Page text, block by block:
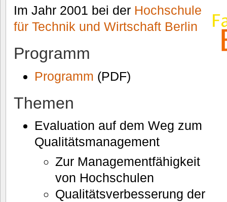
Im Jahr 2001 bei der Hochschule
für Technik und Wirtschaft Berlin
Programm
Programm (PDF)
Themen
Evaluation auf dem Weg zum
Qualitätsmanagement
Zur Managementfähigkeit
von Hochschulen
Qualitätsverbesserung der